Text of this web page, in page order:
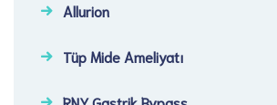
Allurion
Tüp Mide Ameliyatı